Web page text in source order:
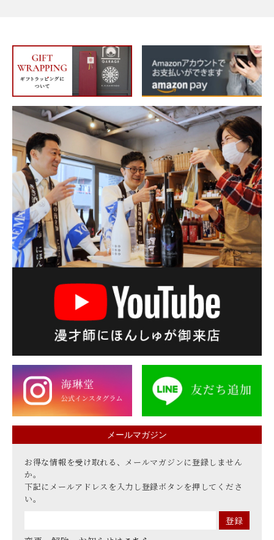
メールマガジン
お得な情報を受け取れる、メールマガジンに登録しません
か。
下記にメールアドレスを入力し登録ボタンを押してくださ
い。